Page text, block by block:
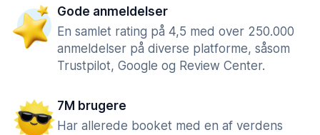
Gode anmeldelser
En samlet rating på 4,5 med over 250.000
anmeldelser på diverse platforme, såsom
Trustpilot, Google og Review Center.
7M brugere
Har allerede booket med en af verdens